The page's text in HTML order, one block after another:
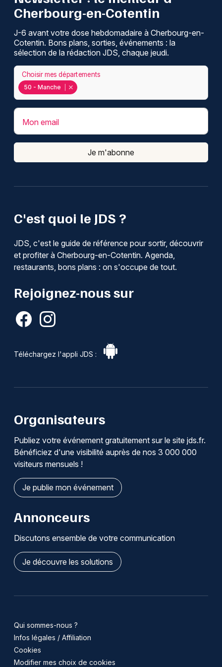
C'est quoi le JDS ?
JDS, c'est le guide de référence pour sortir, découvrir
et profiter à Cherbourg-en-Cotentin. Agenda,
restaurants, bons plans : on s'occupe de tout.
Rejoignez-nous sur
Téléchargez l'appli JDS :
Cherbourg-en-Cotentin
J-6 avant votre dose hebdomadaire à Cherbourg-en-
Cotentin. Bons plans, sorties, événements : la
sélection de la rédaction JDS, chaque jeudi.
50 - Manche
Choisir mes départements
Mon email
Je m'abonne
Organisateurs
Publiez votre événement gratuitement sur le site jds.fr.
Bénéficiez d'une visibilité auprès de nos 3 000 000
visiteurs mensuels !
Je publie mon événement
Annonceurs
Discutons ensemble de votre communication
Je découvre les solutions
Qui sommes-nous ?
Infos légales / Affiliation
Cookies
Modifier mes choix de cookies